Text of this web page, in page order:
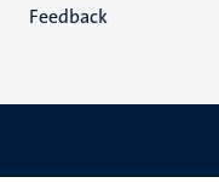
Feedback